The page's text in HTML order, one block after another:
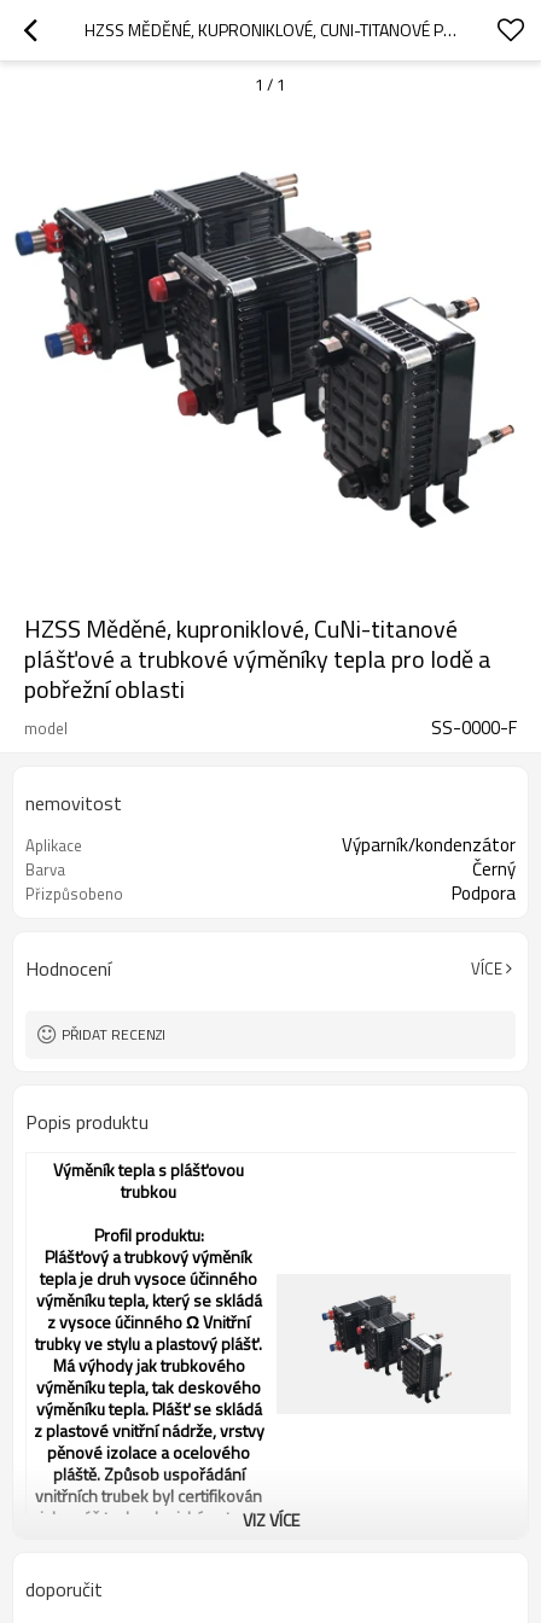
HZSS MĚDĚNÉ, KUPRONIKLOVÉ, CUNI-TITANOVÉ PLÁŠŤOVÉ A TRUBKOVÉ VÝMĚNÍKY TEPLA PRO LODĚ A POBŘEŽNÍ OBLASTI
1 / 1
HZSS Měděné, kuproniklové, CuNi-titanové
plášťové a trubkové výměníky tepla pro lodě a
pobřežní oblasti
model SS-0000-F
nemovitost
Aplikace Výparník/kondenzátor
Barva Černý
Přizpůsobeno Podpora
Hodnocení VÍCE
PŘIDAT RECENZI
Popis produktu
Výměník tepla s plášťovou
trubkou
Profil produktu:
Plášťovýa trubkový výměník
tepla je druh vysoce účinného
výměníku tepla, který se skládá
z vysoce účinnéhoΩVnitřní
trubky ve stylu a plastový plášť.
Má výhody jak trubkového
výměníku tepla, tak deskového
výměníku tepla.Plášť se skládá
z plastové vnitřní nádrže, vrstvy
pěnové izolace a ocelového
pláště. Způsob uspořádání
vnitřních trubek byl certifikován
jako náš technologický patent.
Plastový plášťový a trubkový výměník tepla
VIZ VÍCE
doporučit